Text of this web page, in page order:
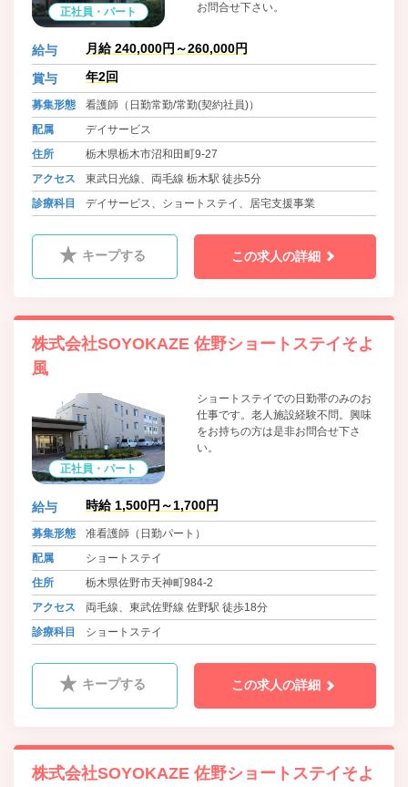
正社員・パート お問合せ下さい。
給与 月給 240,000円～260,000円
賞与 年2回
募集形態
看護師（日勤常勤/常勤(契約社員)）
配属
デイサービス
住所
栃木県栃木市沼和田町9-27
アクセス
東武日光線、両毛線 栃木駅 徒歩5分
診療科目
デイサービス、ショートステイ、居宅支援事業
キープする この求人の詳細
株式会社SOYOKAZE 佐野ショートステイそよ
風
正社員・パート
ショートステイでの日勤帯のみのお
仕事です。老人施設経験不問。興味
をお持ちの方は是非お問合せ下さ
い。
給与 時給 1,500円～1,700円
募集形態
准看護師（日勤パート）
配属
ショートステイ
住所
栃木県佐野市天神町984-2
アクセス
両毛線、東武佐野線 佐野駅 徒歩18分
診療科目
ショートステイ
キープする この求人の詳細
株式会社SOYOKAZE 佐野ショートステイそよ